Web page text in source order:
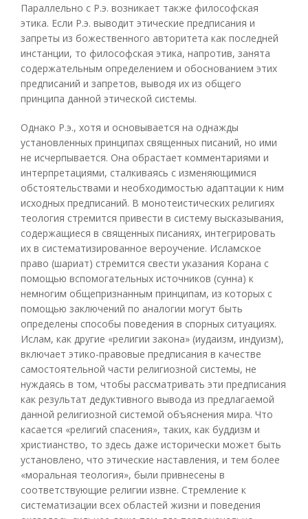
Параллельно с Р.э. возникает также философская
этика. Если Р.э. выводит этические предписания и
запреты из божественного авторитета как последней
инстанции, то философская этика, напротив, занята
содержательным определением и обоснованием этих
предписаний и запретов, выводя их из общего
принципа данной этической системы.
Однако Р.э., хотя и основывается на однажды
установленных принципах священных писаний, но ими
не исчерпывается. Она обрастает комментариями и
интерпретациями, сталкиваясь с изменяющимися
обстоятельствами и необходимостью адаптации к ним
исходных предписаний. В монотеистических религиях
теология стремится привести в систему высказывания,
содержащиеся в священных писаниях, интегрировать
их в систематизированное вероучение. Исламское
право (шариат) стремится свести указания Корана с
помощью вспомогательных источников (сунна) к
немногим общепризнанным принципам, из которых с
помощью заключений по аналогии могут быть
определены способы поведения в спорных ситуациях.
Ислам, как другие «религии закона» (иудаизм, индуизм),
включает этико-правовые предписания в качестве
самостоятельной части религиозной системы, не
нуждаясь в том, чтобы рассматривать эти предписания
как результат дедуктивного вывода из предлагаемой
данной религиозной системой объяснения мира. Что
касается «религий спасения», таких, как буддизм и
христианство, то здесь даже исторически может быть
установлено, что этические наставления, и тем более
«моральная теология», были привнесены в
соответствующие религии извне. Стремление к
систематизации всех областей жизни и поведения